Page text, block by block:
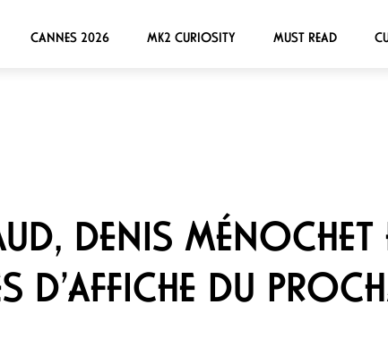
CANNES 2026 MK2 CURIOSITY MUST READ
DENIS MÉNOCHET
D’AFFICHE DU